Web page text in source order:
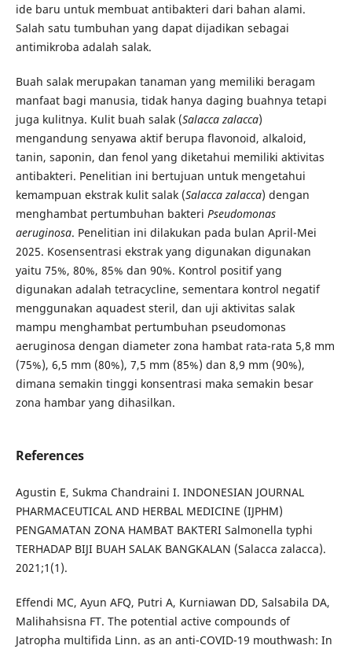
ide baru untuk membuat antibakteri dari bahan alami.
Salah satu tumbuhan yang dapat dijadikan sebagai
antimikroba adalah salak.
Buah salak merupakan tanaman yang memiliki beragam
manfaat bagi manusia, tidak hanya daging buahnya tetapi
juga kulitnya. Kulit buah salak (Salacca zalacca)
mengandung senyawa aktif berupa flavonoid, alkaloid,
tanin, saponin, dan fenol yang diketahui memiliki aktivitas
antibakteri. Penelitian ini bertujuan untuk mengetahui
kemampuan ekstrak kulit salak (Salacca zalacca) dengan
menghambat pertumbuhan bakteri Pseudomonas
aeruginosa. Penelitian ini dilakukan pada bulan April-Mei
2025. Kosensentrasi ekstrak yang digunakan digunakan
yaitu 75%, 80%, 85% dan 90%. Kontrol positif yang
digunakan adalah tetracycline, sementara kontrol negatif
menggunakan aquadest steril, dan uji aktivitas salak
mampu menghambat pertumbuhan pseudomonas
aeruginosa dengan diameter zona hambat rata-rata 5,8 mm
(75%), 6,5 mm (80%), 7,5 mm (85%) dan 8,9 mm (90%),
dimana semakin tinggi konsentrasi maka semakin besar
zona hambar yang dihasilkan.
References
Agustin E, Sukma Chandraini I. INDONESIAN JOURNAL
PHARMACEUTICAL AND HERBAL MEDICINE (IJPHM)
PENGAMATAN ZONA HAMBAT BAKTERI Salmonella typhi
TERHADAP BIJI BUAH SALAK BANGKALAN (Salacca zalacca).
2021;1(1).
Effendi MC, Ayun AFQ, Putri A, Kurniawan DD, Salsabila DA,
Malihahsisna FT. The potential active compounds of
Jatropha multifida Linn. as an anti-COVID-19 mouthwash: In